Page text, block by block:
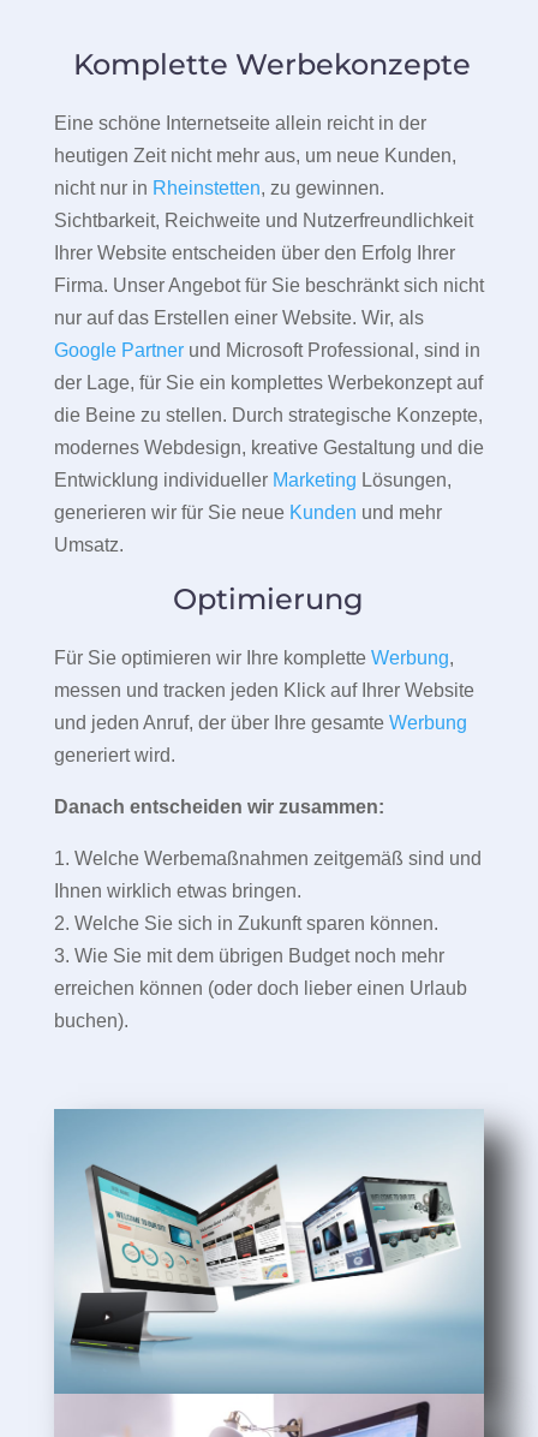
Komplette Werbekonzepte
Eine schöne Internetseite allein reicht in der
heutigen Zeit nicht mehr aus, um neue Kunden,
nicht nur in Rheinstetten, zu gewinnen.
Sichtbarkeit, Reichweite und Nutzerfreundlichkeit
Ihrer Website entscheiden über den Erfolg Ihrer
Firma. Unser Angebot für Sie beschränkt sich nicht
nur auf das Erstellen einer Website. Wir, als
Google Partnerund Microsoft Professional, sind in
der Lage, für Sie ein komplettes Werbekonzept auf
die Beine zu stellen. Durch strategische Konzepte,
modernes Webdesign, kreative Gestaltung und die
Entwicklung individueller Marketing Lösungen,
generieren wir für Sie neue Kunden und mehr
Umsatz.
Optimierung
Für Sie optimieren wir Ihre komplette Werbung,
messen und tracken jeden Klick auf Ihrer Website
und jeden Anruf, der über Ihre gesamte Werbung
generiert wird.
Danach entscheiden wir zusammen:
1. Welche Werbemaßnahmen zeitgemäß sind und
Ihnen wirklich etwas bringen.
2. Welche Sie sich in Zukunft sparen können.
3. Wie Sie mit dem übrigen Budget noch mehr
erreichen können (oder doch lieber einen Urlaub
buchen).